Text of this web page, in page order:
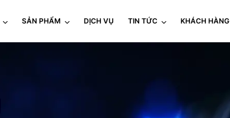
SẢN PHẨM DỊCH VỤ TIN TỨC KHÁCH HÀNG